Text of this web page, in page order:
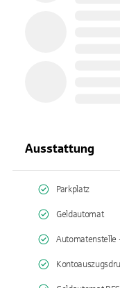
Ausstattung
Parkplatz
Geldautomat
Automatenstelle